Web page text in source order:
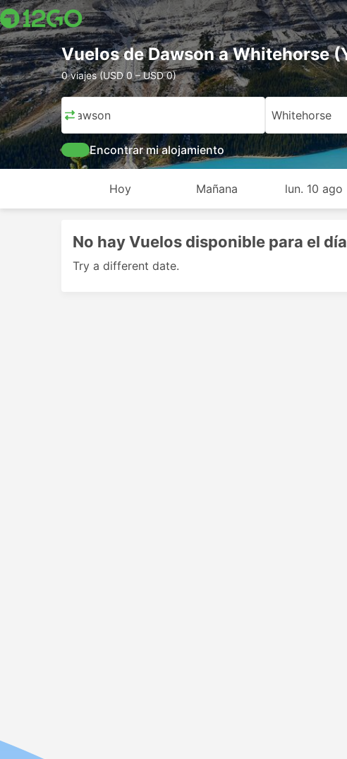
Vuelos de Dawson a Whitehorse
0 viajes (USD 0 – USD 0)
Dawson Whitehorse
Encontrar mi alojamiento
Hoy Mañana lun. 10 ago
No hay Vuelos disponible para el
Try a different date.